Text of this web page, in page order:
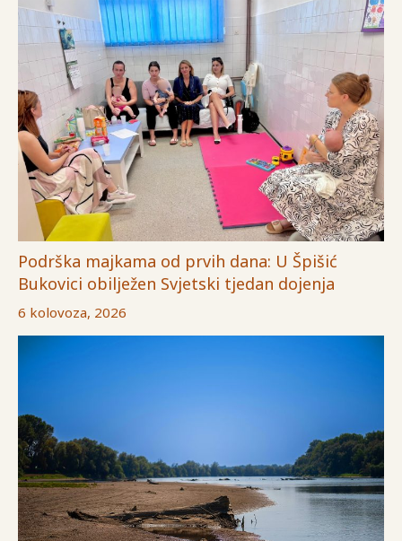
Podrška majkama od prvih dana: U Špišić
Bukovici obilježen Svjetski tjedan dojenja
6 kolovoza, 2026